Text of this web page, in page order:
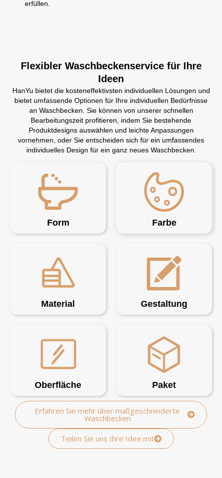
erfüllen.
Flexibler Waschbeckenservice für Ihre
Ideen
HanYu bietet die kosteneffektivsten individuellen Lösungen und
bietet umfassende Optionen für Ihre individuellen Bedürfnisse
an Waschbecken. Sie können von unserer schnellen
Bearbeitungszeit profitieren, indem Sie bestehende
Produktdesigns auswählen und leichte Anpassungen
vornehmen, oder Sie entscheiden sich für ein umfassendes
individuelles Design für ein ganz neues Waschbecken.
Form Farbe
Material Gestaltung
Oberfläche Paket
Erfahren Sie mehr über maßgeschneiderte
Waschbecken
Teilen Sie uns Ihre Idee mit